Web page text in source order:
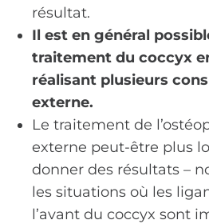
résultat.
Il est en général
traitement du coccyx
réalisant plusieurs
externe.
Le traitement de
externe peut-être plus
donner des résultats –
les situations où les
l’avant du coccyx sont